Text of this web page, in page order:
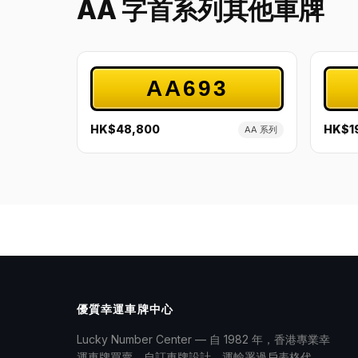
AA 字首系列其他車牌
AA693
HK$48,800 AA 系列
優質幸運車牌中心
Lucky Number Center — 自 1982 年，香港專業幸